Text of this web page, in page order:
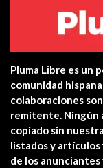
Pluma Libre es un
comunidad
colaboraciones
remitente. Ningún
copiado sin
listados y artículos
de los